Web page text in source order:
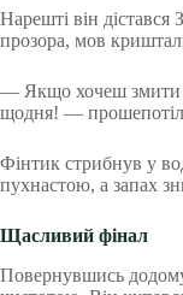
Нарешті він
прозора, мов
— Якщо хочеш змити
щодня! —
Фінтик стрибнув у
пухнастою, а запах
Щасливий фінал
Повернувшись